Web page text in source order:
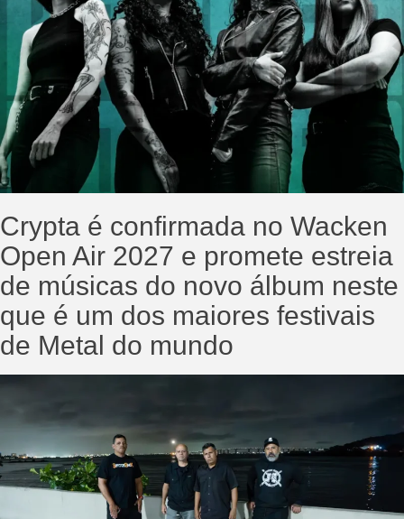
Crypta é confirmada no Wacken
Open Air 2027 e promete estreia
de músicas do novo álbum neste
que é um dos maiores festivais
de Metal do mundo